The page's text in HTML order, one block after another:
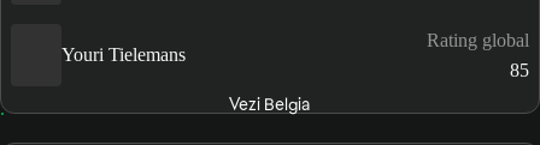
Youri Tielemans
Rating global
85
Vezi Belgia